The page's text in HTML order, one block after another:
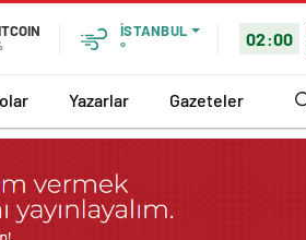
İSTANBUL
°
02:00
Yazarlar Gazeteler